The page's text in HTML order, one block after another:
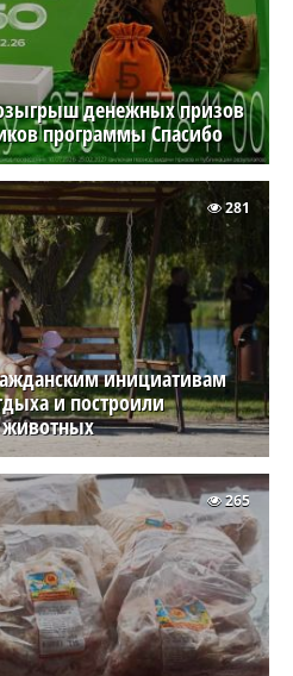
денежных призов
программы Спасибо
инициативам
и построили
281
265